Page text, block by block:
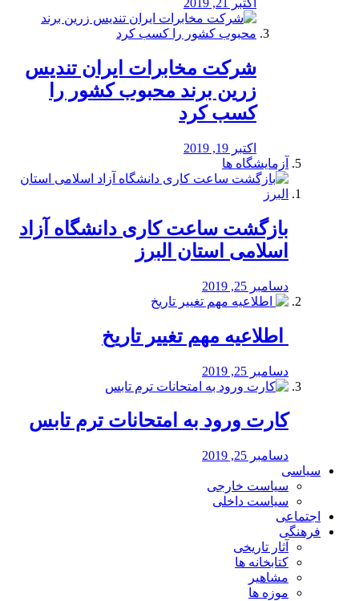
اکتبر 21, 2019
شرکت مخابرات ایران تندیس
زرین برند محبوب کشور را
کسب کرد
اکتبر 19, 2019
آزمایشگاه ها
بازگشت ساعت کاری دانشگاه آزاد
اسلامی استان البرز
دسامبر 25, 2019
️ اطلاعیه مهم تغییر تاریخ
دسامبر 25, 2019
کارت ورود به امتحانات ترم تابس
دسامبر 25, 2019
سیاسی
سیاست خارجی
سیاست داخلی
اجتماعی
فرهنگی
آثار تاریخی
کتابخانه ها
مشاهیر
موزه ها